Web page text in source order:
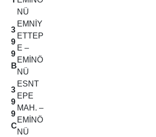
NÜ
3
9
9
B
EMNİY
ETTEP
E –
EMİNÖ
NÜ
3
9
9
C
ESNT
EPE
MAH. –
EMİNÖ
NÜ